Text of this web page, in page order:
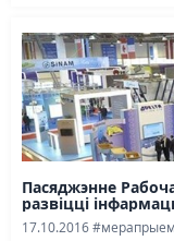
Пасяджэнне
развіцці
17.10.2016